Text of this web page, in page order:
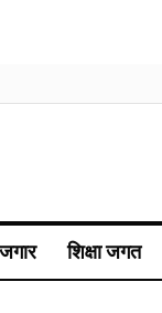
शिक्षा जगत